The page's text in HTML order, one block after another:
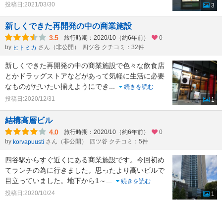
投稿日:2021/03/30
3
新しくできた再開発の中の商業施設
3.5 旅行時期：2020/10（約6年前）
0
by ヒトミカ さん（非公開） 四ツ谷 クチコミ：32件
新しくできた再開発の中の商業施設で色々な飲食店
とかドラッグストアなどがあって気軽に生活に必要
なものがだいたい揃えようにでき ...
続きを読む
投稿日:2020/12/31
1
結構高層ビル
4.0 旅行時期：2020/10（約6年前）
0
by korvapuusti さん（非公開） 四ツ谷 クチコミ：5件
四谷駅からすぐ近くにある商業施設です。今回初め
てランチの為に行きました。思ったより高いビルで
目立っていました。地下から1～ ...
続きを読む
投稿日:2020/10/24
1